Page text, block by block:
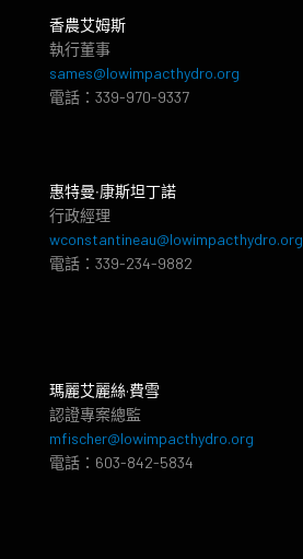
香農艾姆斯
執行董事
sames@lowimpacthydro.org
電話：339-970-9337
惠特曼‧康斯坦丁諾
行政經理
wconstantineau@lowimpacthydro.org
電話：339-234-9882
瑪麗艾麗絲·費雪
認證專案總監
mfischer@lowimpacthydro.org
電話：603-842-5834